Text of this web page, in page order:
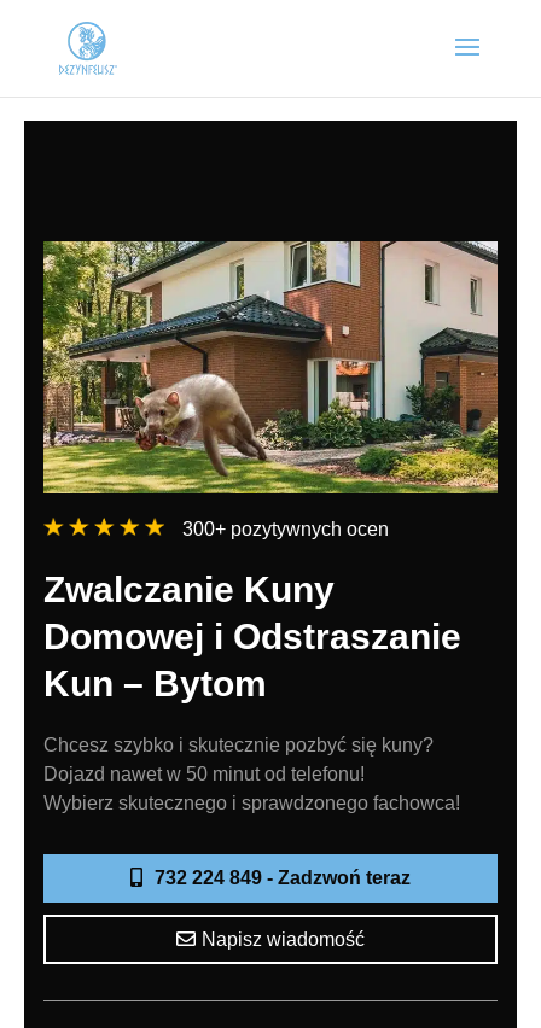
300+ pozytywnych ocen
Zwalczanie Kuny
Domowej i Odstraszanie
Kun – Bytom
Chcesz szybko i skutecznie pozbyć się kuny?
Dojazd nawet w 50 minut od telefonu!
Wybierz skutecznego i sprawdzonego fachowca!
732 224 849 - Zadzwoń teraz
Napisz wiadomość